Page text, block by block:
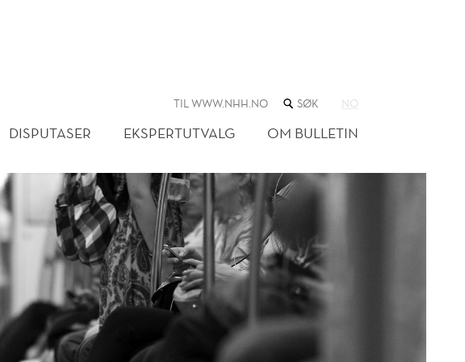
TIL WWW.NHH.NO SØK
NETTSTEDET
NO
DISPUTASER EKSPERTUTVALG OM BULLETIN